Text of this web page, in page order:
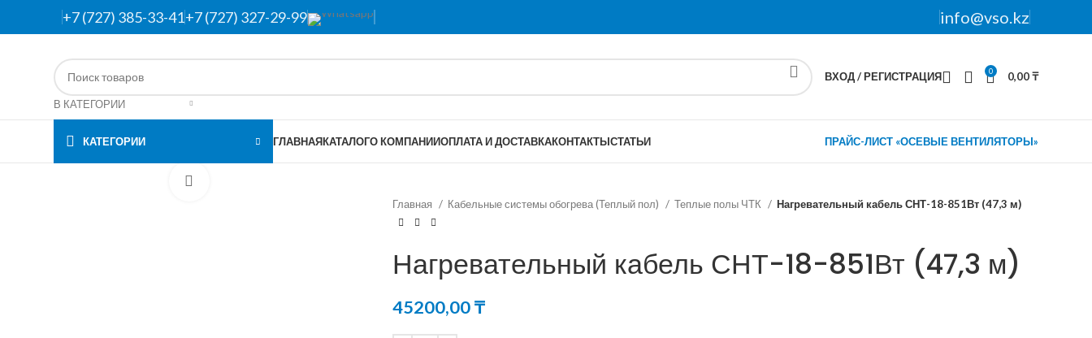
+7 (727) 385-33-41+7 (727) 327-29-99 info@vso.kz
В КАТЕГОРИИ
ВХОД / РЕГИСТРАЦИЯ 0 0,00₸
КАТЕГОРИИ ГЛАВНАЯКАТАЛОГО КОМПАНИИОПЛАТА И ДОСТАВКАКОНТАКТЫСТАТЬИ ПРАЙС-ЛИСТ «ОСЕВЫЕ ВЕНТИЛЯТОРЫ»
Главная
Кабельные системы обогрева (Теплый пол) Теплые полы ЧТК Нагревательный кабель СНТ-18-851Вт (47,3 м)
Нагревательный кабель СНТ-18-851Вт (47,3 м)
45200,00₸